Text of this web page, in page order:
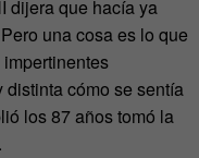
dijera que hacía ya
una cosa es lo que
cómo se sentía
los 87 años tomó la